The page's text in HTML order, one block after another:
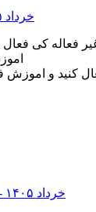
۱۱ خرداد ۱۴۰۵ - ۰۱:۳۴
فعاله کی
کنید و
۱۱ خرداد ۱۴۰۵ - ۱۰:۳۲